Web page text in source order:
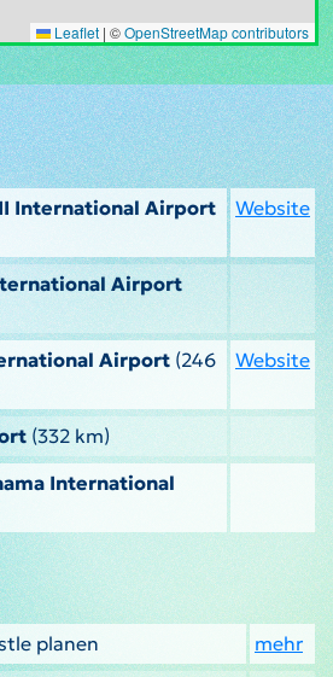
Leaflet | ©OpenStreetMap contributors
International Airport
Website
Airport
Airport (246
Website
(332 km)
International
planen
mehr